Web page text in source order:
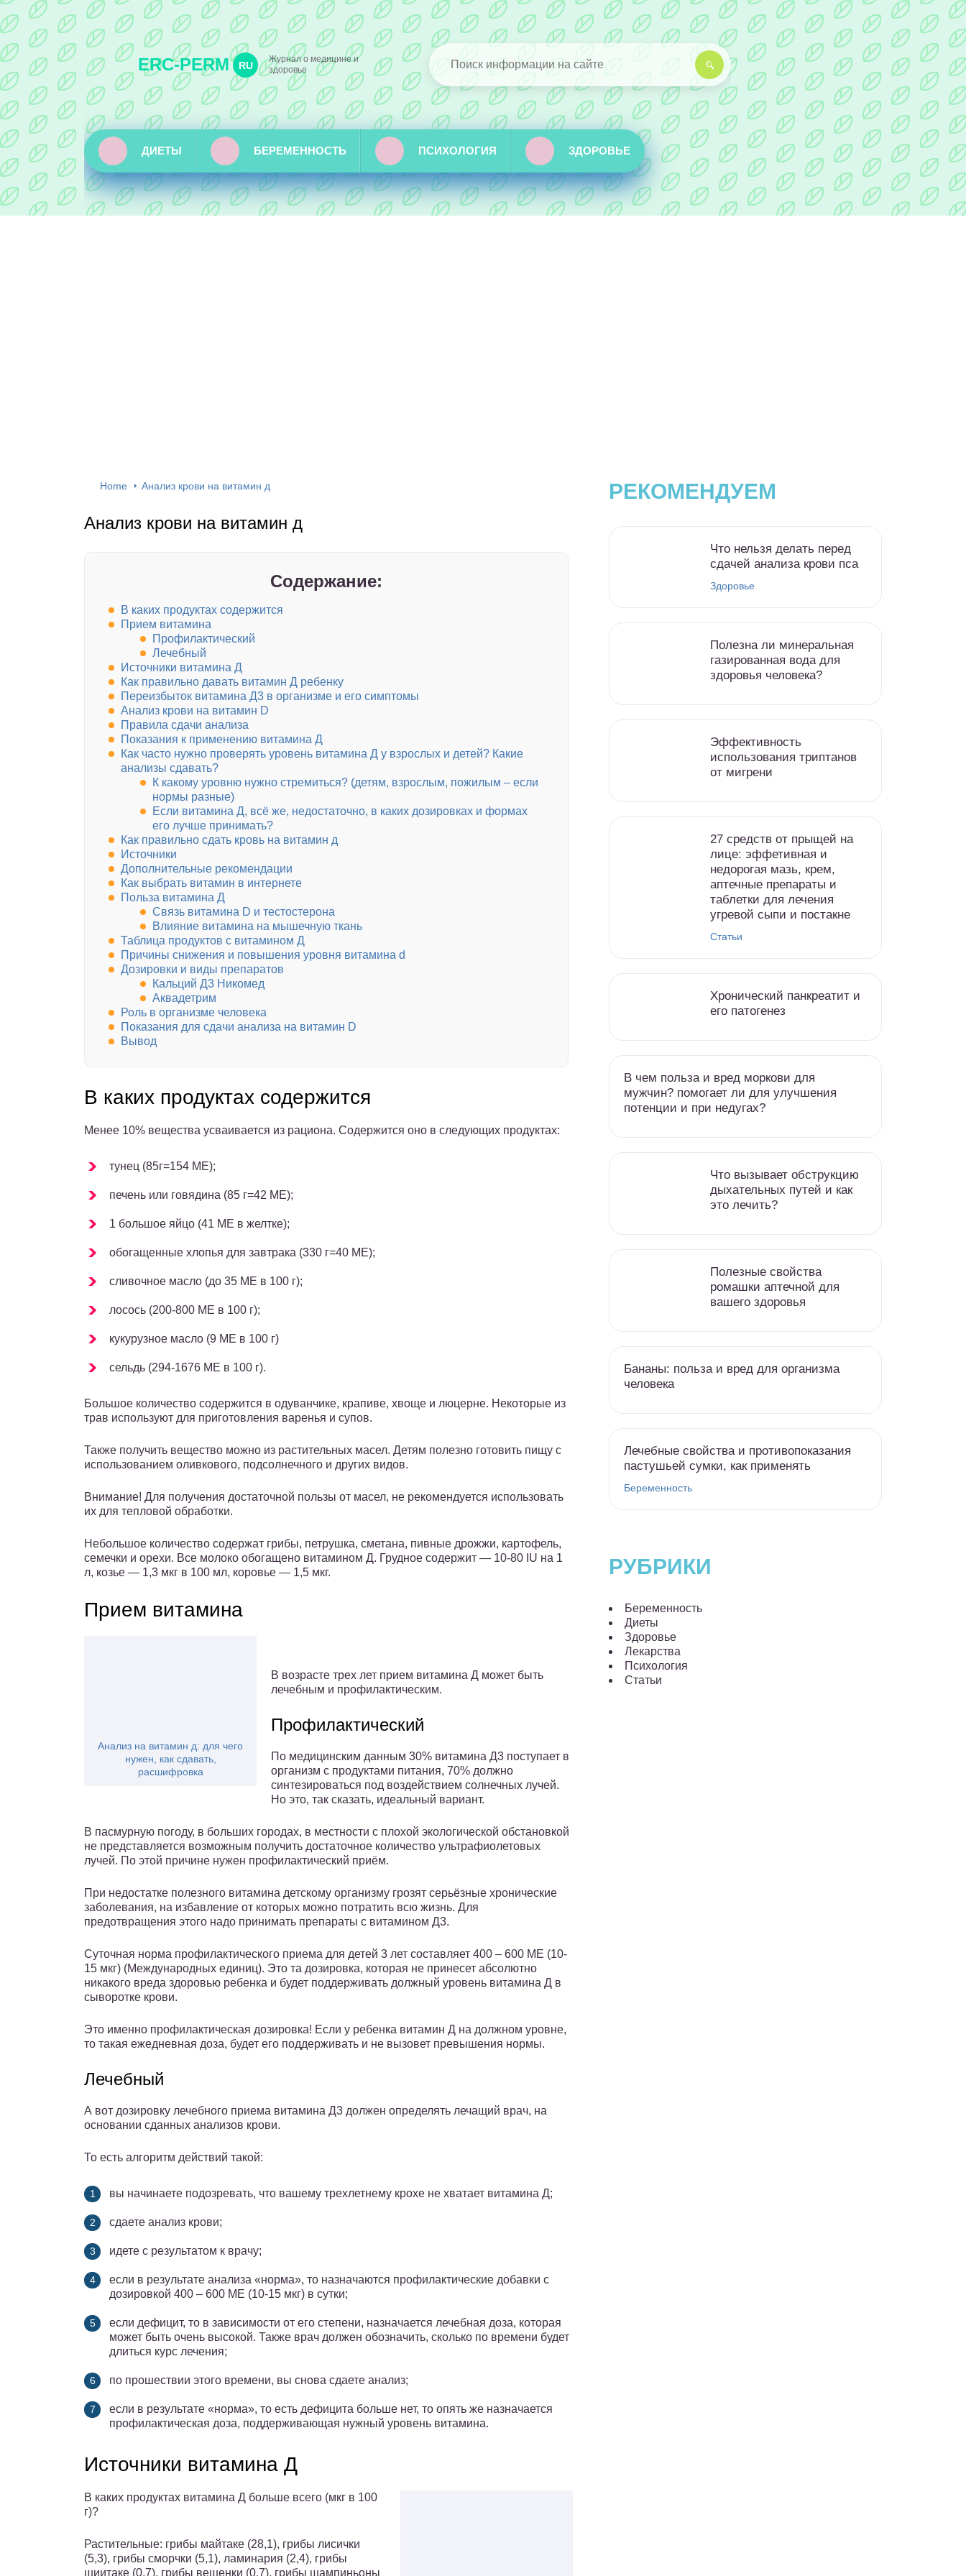
ERC-PERM RU
Журнал о медицине и
здоровье
ДИЕТЫ БЕРЕМЕННОСТЬ ПСИХОЛОГИЯ ЗДОРОВЬЕ
Home Анализ крови на витамин д
Анализ крови на витамин д
Содержание:
В каких продуктах содержится
Прием витамина
Профилактический
Лечебный
Источники витамина Д
Как правильно давать витамин Д ребенку
Переизбыток витамина Д3 в организме и его симптомы
Анализ крови на витамин D
Правила сдачи анализа
Показания к применению витамина Д
Как часто нужно проверять уровень витамина Д у взрослых и детей? Какие
анализы сдавать?
К какому уровню нужно стремиться? (детям, взрослым, пожилым – если
нормы разные)
Если витамина Д, всё же, недостаточно, в каких дозировках и формах
его лучше принимать?
Как правильно сдать кровь на витамин д
Источники
Дополнительные рекомендации
Как выбрать витамин в интернете
Польза витамина Д
Связь витамина D и тестостерона
Влияние витамина на мышечную ткань
Таблица продуктов с витамином Д
Причины снижения и повышения уровня витамина d
Дозировки и виды препаратов
Кальций Д3 Никомед
Аквадетрим
Роль в организме человека
Показания для сдачи анализа на витамин D
Вывод
В каких продуктах содержится
Менее 10% вещества усваивается из рациона. Содержится оно в следующих продуктах:
тунец (85г=154 МЕ);
печень или говядина (85 г=42 МЕ);
1 большое яйцо (41 МЕ в желтке);
обогащенные хлопья для завтрака (330 г=40 МЕ);
сливочное масло (до 35 МЕ в 100 г);
лосось (200-800 МЕ в 100 г);
кукурузное масло (9 МЕ в 100 г)
сельдь (294-1676 МЕ в 100 г).
Большое количество содержится в одуванчике, крапиве, хвоще и люцерне. Некоторые из
трав используют для приготовления варенья и супов.
Также получить вещество можно из растительных масел. Детям полезно готовить пищу с
использованием оливкового, подсолнечного и других видов.
Внимание! Для получения достаточной пользы от масел, не рекомендуется использовать
их для тепловой обработки.
Небольшое количество содержат грибы, петрушка, сметана, пивные дрожжи, картофель,
семечки и орехи. Все молоко обогащено витамином Д. Грудное содержит — 10-80 IU на 1
л, козье — 1,3 мкг в 100 мл, коровье — 1,5 мкг.
Прием витамина
Анализ на витамин д: для чего
нужен, как сдавать,
расшифровка
В возрасте трех лет прием витамина Д может быть
лечебным и профилактическим.
Профилактический
По медицинским данным 30% витамина Д3 поступает в
организм с продуктами питания, 70% должно
синтезироваться под воздействием солнечных лучей.
Но это, так сказать, идеальный вариант.
В пасмурную погоду, в больших городах, в местности с плохой экологической обстановкой
не представляется возможным получить достаточное количество ультрафиолетовых
лучей. По этой причине нужен профилактический приём.
При недостатке полезного витамина детскому организму грозят серьёзные хронические
заболевания, на избавление от которых можно потратить всю жизнь. Для
предотвращения этого надо принимать препараты с витамином Д3.
Суточная норма профилактического приема для детей 3 лет составляет 400 – 600 МЕ (10-
15 мкг) (Международных единиц). Это та дозировка, которая не принесет абсолютно
никакого вреда здоровью ребенка и будет поддерживать должный уровень витамина Д в
сыворотке крови.
Это именно профилактическая дозировка! Если у ребенка витамин Д на должном уровне,
то такая ежедневная доза, будет его поддерживать и не вызовет превышения нормы.
Лечебный
А вот дозировку лечебного приема витамина Д3 должен определять лечащий врач, на
основании сданных анализов крови.
То есть алгоритм действий такой:
вы начинаете подозревать, что вашему трехлетнему крохе не хватает витамина Д;
сдаете анализ крови;
идете с результатом к врачу;
если в результате анализа «норма», то назначаются профилактические добавки с
дозировкой 400 – 600 МЕ (10-15 мкг) в сутки;
если дефицит, то в зависимости от его степени, назначается лечебная доза, которая
может быть очень высокой. Также врач должен обозначить, сколько по времени будет
длиться курс лечения;
по прошествии этого времени, вы снова сдаете анализ;
если в результате «норма», то есть дефицита больше нет, то опять же назначается
профилактическая доза, поддерживающая нужный уровень витамина.
Источники витамина Д
В каких продуктах витамина Д больше всего (мкг в 100
г)?
Растительные: грибы майтаке (28,1), грибы лисички
(5,3), грибы сморчки (5,1), ламинария (2,4), грибы
шиитаке (0,7), грибы вешенки (0,7), грибы шампиньоны
РЕКОМЕНДУЕМ
Что нельзя делать перед
сдачей анализа крови пса
Здоровье
Полезна ли минеральная
газированная вода для
здоровья человека?
Эффективность
использования триптанов
от мигрени
27 средств от прыщей на
лице: эффетивная и
недорогая мазь, крем,
аптечные препараты и
таблетки для лечения
угревой сыпи и постакне
Статьи
Хронический панкреатит и
его патогенез
В чем польза и вред моркови для
мужчин? помогает ли для улучшения
потенции и при недугах?
Что вызывает обструкцию
дыхательных путей и как
это лечить?
Полезные свойства
ромашки аптечной для
вашего здоровья
Бананы: польза и вред для организма
человека
Лечебные свойства и противопоказания
пастушьей сумки, как применять
Беременность
РУБРИКИ
Беременность
Диеты
Здоровье
Лекарства
Психология
Статьи